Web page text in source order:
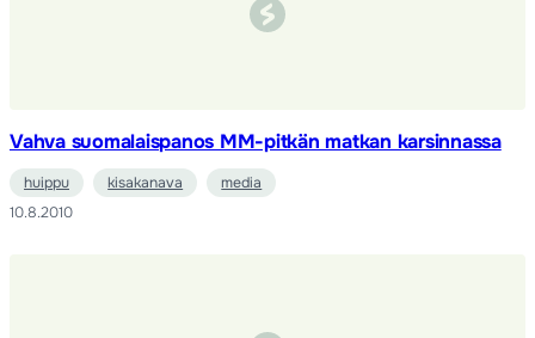
Vahva suomalaispanos MM-pitkän matkan karsinnassa
huippu kisakanava
media
10.8.2010